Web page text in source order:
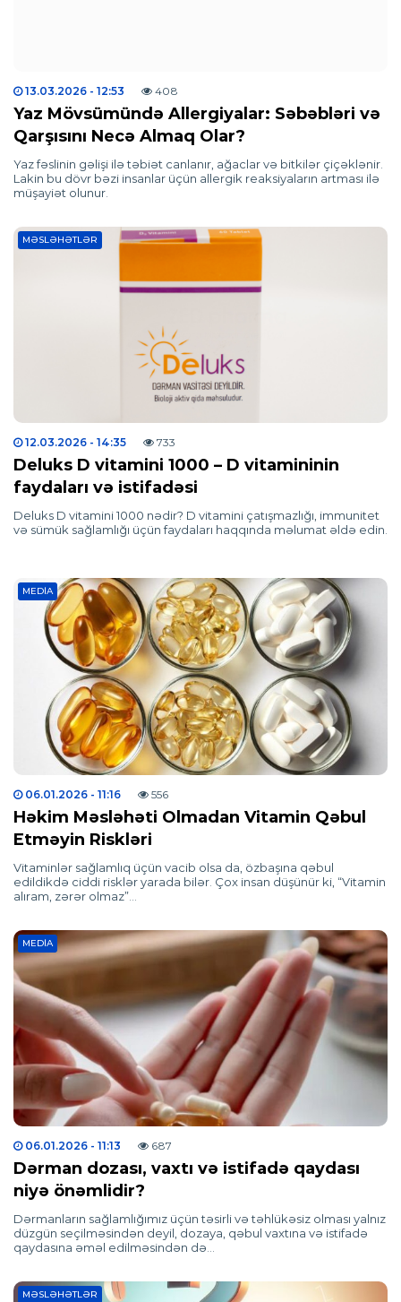
13.03.2026 - 12:53 408
Yaz Mövsümündə Allergiyalar: Səbəbləri və
Qarşısını Necə Almaq Olar?
Yaz fəslinin gəlişi ilə təbiət canlanır, ağaclar və bitkilər çiçəklənir.
Lakin bu dövr bəzi insanlar üçün allergik reaksiyaların artması ilə
müşayiət olunur.
MƏSLƏHƏTLƏR
12.03.2026 - 14:35 733
Deluks D vitamini 1000 – D vitamininin
faydaları və istifadəsi
Deluks D vitamini 1000 nədir? D vitamini çatışmazlığı, immunitet
və sümük sağlamlığı üçün faydaları haqqında məlumat əldə edin.
MEDIA
06.01.2026 - 11:16 556
Həkim Məsləhəti Olmadan Vitamin Qəbul
Etməyin Riskləri
Vitaminlər sağlamlıq üçün vacib olsa da, özbaşına qəbul
edildikdə ciddi risklər yarada bilər. Çox insan düşünür ki, “Vitamin
alıram, zərər olmaz”…
MEDIA
06.01.2026 - 11:13 687
Dərman dozası, vaxtı və istifadə qaydası
niyə önəmlidir?
Dərmanların sağlamlığımız üçün təsirli və təhlükəsiz olması yalnız
düzgün seçilməsindən deyil, dozaya, qəbul vaxtına və istifadə
qaydasına əməl edilməsindən də…
MƏSLƏHƏTLƏR